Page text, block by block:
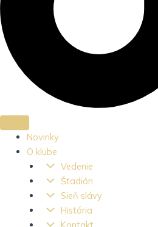
Novinky
O klube
Vedenie
Štadión
Sieň slávy
História